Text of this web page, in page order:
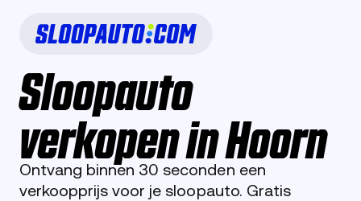
Sloopauto
verkopen in Hoorn
Ontvang binnen 30 seconden een
verkoopprijs voor je sloopauto. Gratis